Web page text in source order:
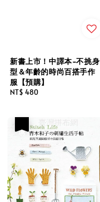
新書上市！中譯本-不挑身
型＆年齡的時尚百搭手作
服【預購】
Regular
NT$ 480